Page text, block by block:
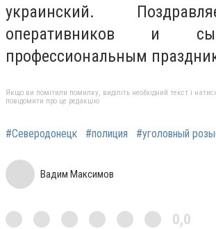
украинский.
оперативников и
профессиональным
Якщо ви помітили помилку, виділіть необхідний текст і
повідомити про це редакцію
#Северодонецк #полиция #уголовный
Вадим Максимов
0,0